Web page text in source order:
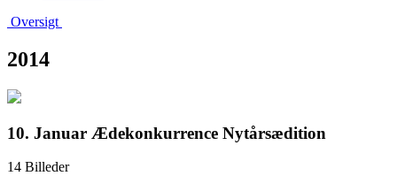
Oversigt
2014
10. Januar Ædekonkurrence Nytårsædition
14 Billeder